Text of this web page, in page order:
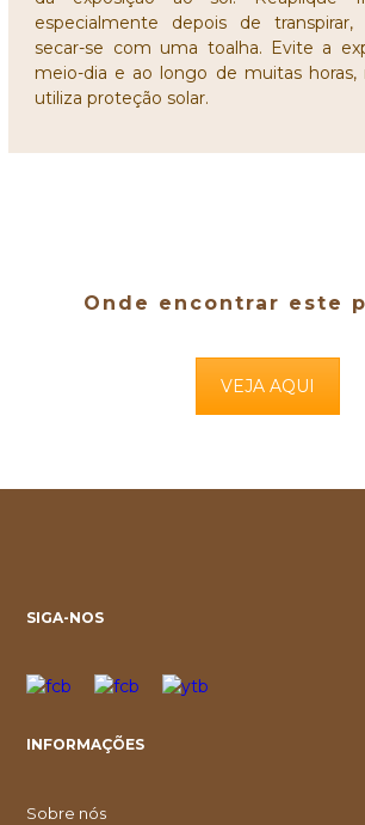
especialmente depois de
secar-se com uma toalha. Evite a
meio-dia e ao longo de muitas horas,
utiliza proteção solar.
Onde encontrar este
VEJA AQUI
SIGA-NOS
INFORMAÇÕES
Sobre nós